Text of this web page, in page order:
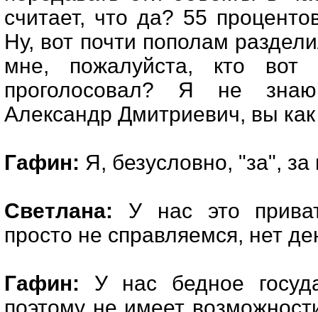
считает, что да? 55
Ну, вот почти пополам
мне, пожалуйста, кто
проголосовал? Я не
Александр Дмитриевич, вы
Гафин: Я, безусловно, "за", за
Светлана: У нас это
просто не справляемся, нет
Гафин: У нас бедное